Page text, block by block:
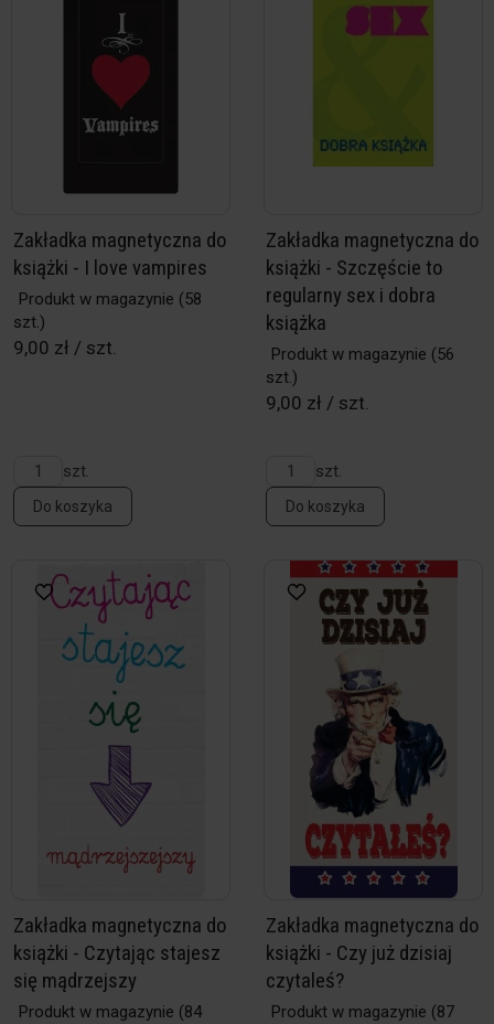
Zakładka magnetyczna do
książki - I love vampires
Produkt w magazynie (58
szt.)
9,00 zł / szt.
szt.
Do koszyka
Zakładka magnetyczna do
książki - Szczęście to
regularny sex i dobra
książka
Produkt w magazynie (56
szt.)
9,00 zł / szt.
szt.
Do koszyka
Zakładka magnetyczna do
książki - Czytając stajesz
się mądrzejszy
Produkt w magazynie (84
Zakładka magnetyczna do
książki - Czy już dzisiaj
czytaleś?
Produkt w magazynie (87